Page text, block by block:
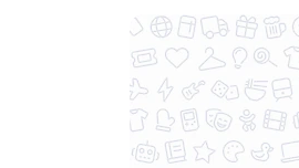
Alle Händler